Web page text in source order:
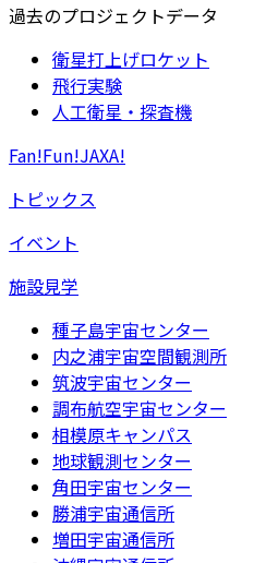
過去のプロジェクトデータ
衛星打上げロケット
飛行実験
人工衛星・探査機
Fan!Fun!JAXA!
トピックス
イベント
施設見学
種子島宇宙センター
内之浦宇宙空間観測所
筑波宇宙センター
調布航空宇宙センター
相模原キャンパス
地球観測センター
角田宇宙センター
勝浦宇宙通信所
増田宇宙通信所